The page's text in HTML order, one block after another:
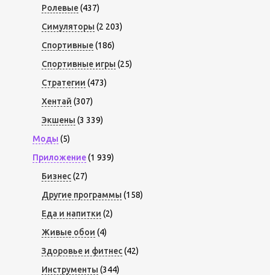
Ролевые(437)
Симуляторы (2 203)
Спортивные(186)
Спортивные игры (25)
Стратегии (473)
Хентай (307)
Экшены (3 339)
Моды (5)
Приложение(1 939)
Бизнес(27)
Другие программы (158)
Еда и напитки (2)
Живые обои (4)
Здоровье и фитнес(42)
Инструменты (344)